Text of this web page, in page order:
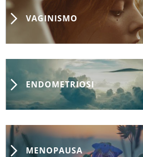
VAGINISMO
ENDOMETRIOSI
MENOPAUSA